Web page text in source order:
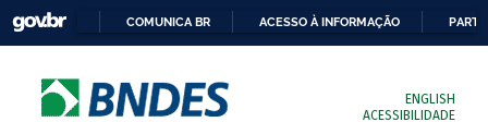
COMUNICA BR ACESSO À INFORMAÇÃO
ENGLISH
ACESSIBILIDADE